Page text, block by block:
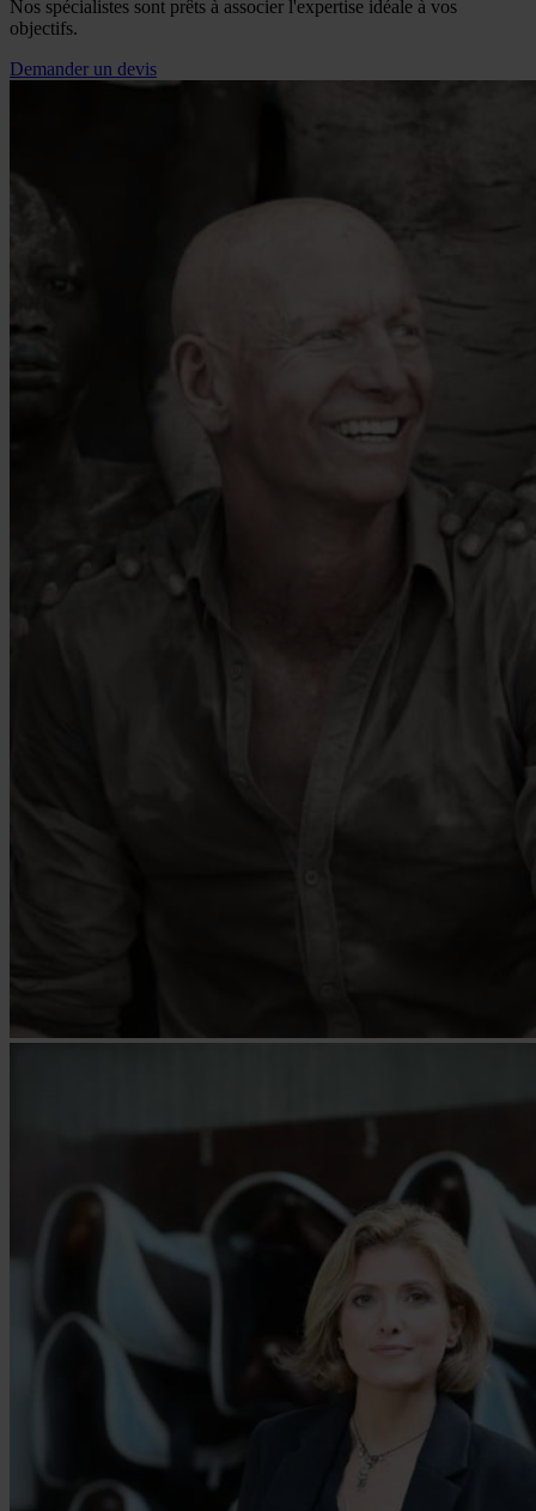
Nos spécialistes sont prêts à associer l'expertise idéale à vos
objectifs.
Demander un devis